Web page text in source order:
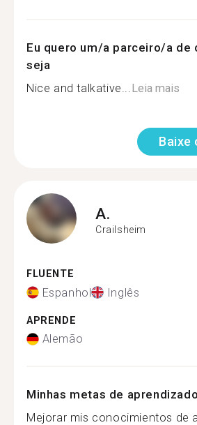
Eu quero um/a parceiro/a de
seja
Nice and talkative...Leia mais
Baixe
A.
Crailsheim
FLUENTE
Espanhol Inglês
APRENDE
Alemão
Minhas metas de aprendizado
Mejorar mis conocimientos de